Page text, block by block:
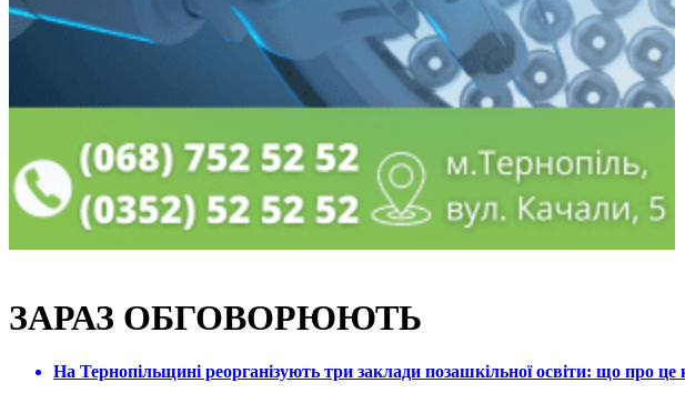
ЗАРАЗ ОБГОВОРЮЮТЬ
На Тернопільщині реорганізують три заклади позашкільної освіти: що про